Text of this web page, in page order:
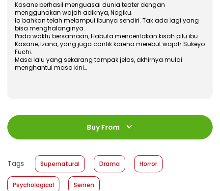
Kasane berhasil menguasai dunia teater dengan
menggunakan wajah adiknya, Nogiku.
Ia bahkan telah melampui ibunya sendiri. Tak ada lagi yang
bisa menghalanginya.
Pada waktu bersamaan, Habuta menceritakan kisah pilu ibu
Kasane, Izana, yang juga cantik karena merebut wajah Sukeyo
Fuchi.
Masa lalu yang sekarang tampak jelas, akhirnya mulai
menghantui masa kini…
ISBN :
978-602-480-651-4
192 halaman
Size
:
11,4 x 17,2
Format
: Softcover
Buy From
Tags Supernatural Drama Horror
Psychological Seinen